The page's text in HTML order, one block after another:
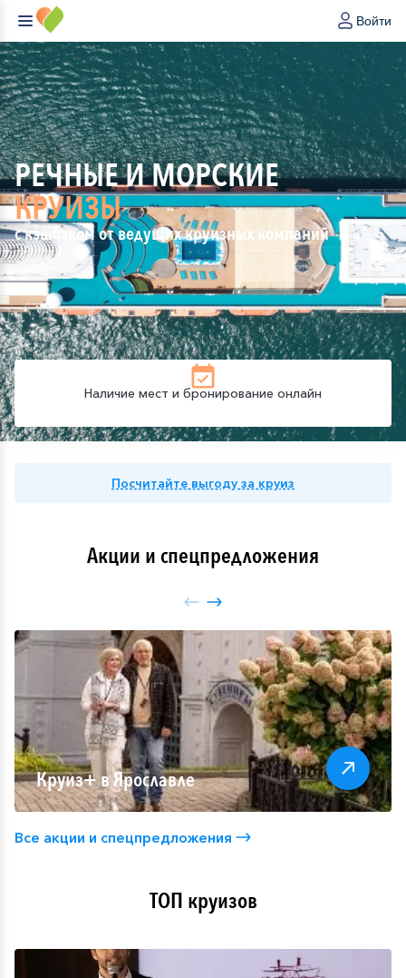
Войти
РЕЧНЫЕ И МОРСКИЕ
КРУИЗЫ
с кэшбэком от ведущих круизных компаний
Наличие мест и бронирование онлайн
Посчитайте выгоду за круиз
Акции и спецпредложения
Круиз+ в Ярославле
Все акции и спецпредложения
ТОП круизов